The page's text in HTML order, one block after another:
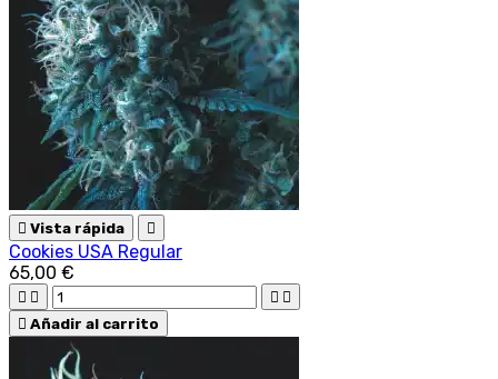
 Vista rápida 
Cookies USA Regular
65,00 €
   
 Añadir al carrito